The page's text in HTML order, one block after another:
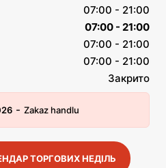
07:00 - 21:00
07:00 - 21:00
07:00 - 21:00
07:00 - 21:00
Закрито
- Zakaz handlu
ТОРГОВИХ НЕДІЛЬ